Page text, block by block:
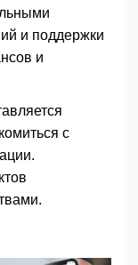
и поддержки
и
с